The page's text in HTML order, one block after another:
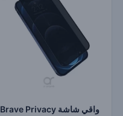
واقي شاشة Brave Privacy